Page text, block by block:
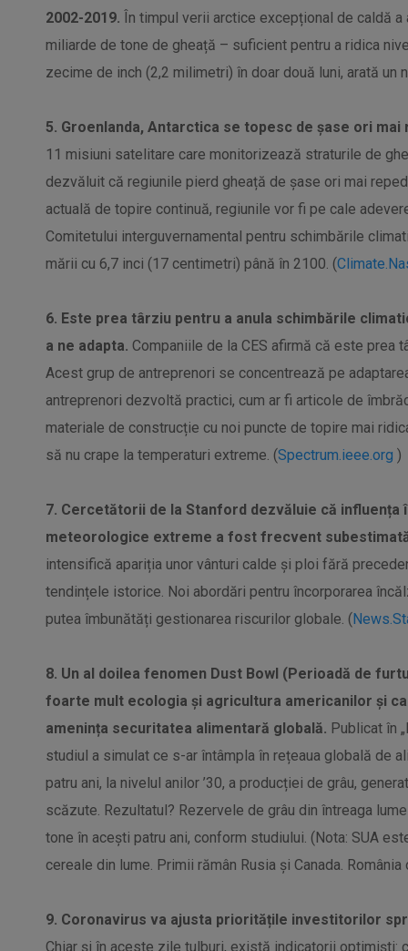
2002-2019. În timpul verii arctice excepțional de caldă a
miliarde de tone de gheață – suficient pentru a ridica
zecime de inch (2,2 milimetri) în doar două luni, arată un
5. Groenlanda, Antarctica se topesc de șase ori mai
11 misiuni satelitare care monitorizează straturile de
dezvăluit că regiunile pierd gheață de șase ori mai
actuală de topire continuă, regiunile vor fi pe cale
Comitetului interguvernamental pentru schimbările
mării cu 6,7 inci (17 centimetri) până în 2100. (
6. Este prea târziu pentru a anula schimbările
a ne adapta. Companiile de la CES afirmă că este prea
Acest grup de antreprenori se concentrează pe
antreprenori dezvoltă practici, cum ar fi articole de
materiale de construcție cu noi puncte de topire mai
să nu crape la temperaturi extreme. (Spectrum.ieee.org )
7. Cercetătorii de la Stanford dezvăluie că
meteorologice extreme a fost frecvent
intensifică apariția unor vânturi calde și ploi fără
tendințele istorice. Noi abordări pentru încorporarea
putea îmbunătăți gestionarea riscurilor globale. (
8. Un al doilea fenomen Dust Bowl (Perioadă de
foarte mult ecologia și agricultura americanilor și
amenința securitatea alimentară globală. Publicat în
studiul a simulat ce s-ar întâmpla în rețeaua globală de
patru ani, la nivelul anilor ’30, a producției de grâu,
scăzute. Rezultatul? Rezervele de grâu din întreaga
tone în acești patru ani, conform studiului. (Nota: SUA
cereale din lume. Primii rămân Rusia și Canada. România
9. Coronavirus va ajusta prioritățile investitorilor
Chiar și în aceste zile tulburi, există indicatorii optimiști: